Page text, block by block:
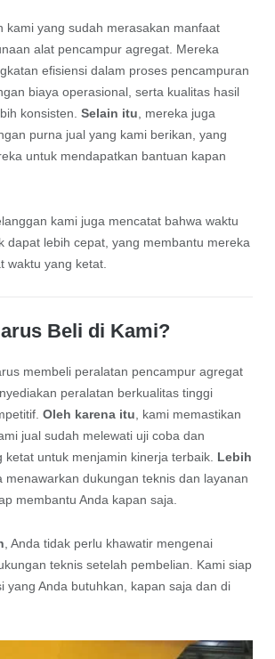
kami yang sudah merasakan manfaat
alat pencampur agregat. Mereka
efisiensi dalam proses pencampuran
biaya operasional, serta kualitas hasil
konsisten. Selain itu, mereka juga
purna jual yang kami berikan, yang
untuk mendapatkan bantuan kapan
kami juga mencatat bahwa waktu
dapat lebih cepat, yang membantu mereka
waktu yang ketat.
Beli di Kami?
membeli peralatan pencampur agregat
peralatan berkualitas tinggi
Oleh karena itu , kami memastikan
jual sudah melewati uji coba dan
ketat untuk menjamin kinerja terbaik. Lebih
menawarkan dukungan teknis dan layanan
membantu Anda kapan saja.
, Anda tidak perlu khawatir mengenai
teknis setelah pembelian. Kami siap
yang Anda butuhkan, kapan saja dan di